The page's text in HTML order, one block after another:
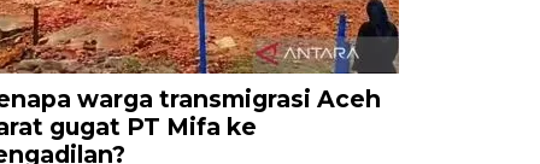
warga transmigrasi Aceh
gugat PT Mifa ke